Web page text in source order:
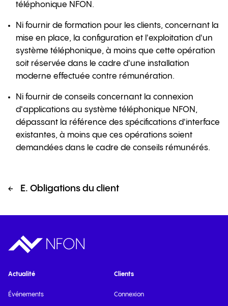
téléphonique NFON.
Ni fournir de formation pour les clients, concernant la
mise en place, la configuration et l'exploitation d'un
système téléphonique, à moins que cette opération
soit réservée dans le cadre d'une installation
moderne effectuée contre rémunération.
Ni fournir de conseils concernant la connexion
d'applications au système téléphonique NFON,
dépassant la référence des spécifications d'interface
existantes, à moins que ces opérations soient
demandées dans le cadre de conseils rémunérés.
E. Obligations du client
Actualité
Événements
Clients
Connexion